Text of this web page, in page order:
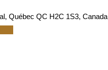
Québec QC H2C 1S3, Canada